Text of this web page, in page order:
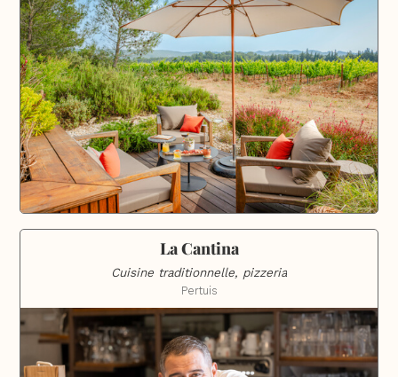
La Cantina
Cuisine traditionnelle, pizzeria
Pertuis